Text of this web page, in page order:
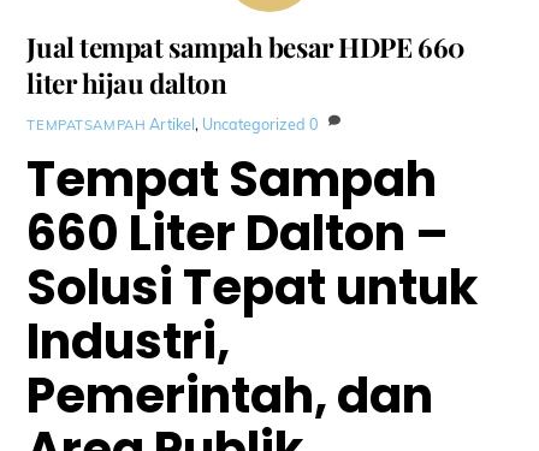
Jual tempat sampah besar HDPE 660
liter hijau dalton
TEMPATSAMPAH Artikel, Uncategorized 0
Tempat Sampah
660 Liter Dalton –
Solusi Tepat untuk
Industri,
Pemerintah, dan